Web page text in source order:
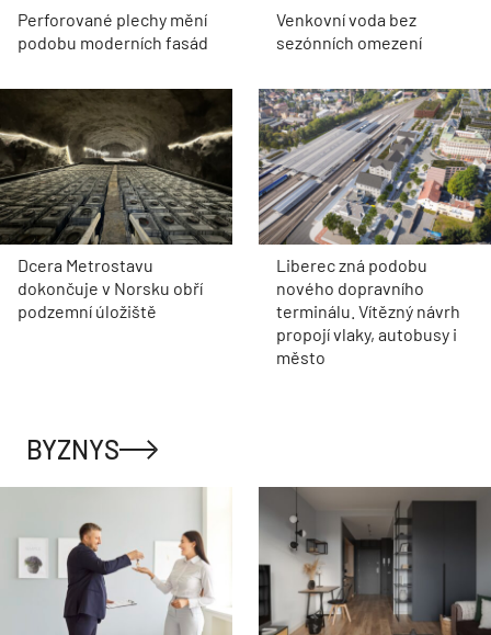
Perforované plechy mění
podobu moderních fasád
Venkovní voda bez
sezónních omezení
Dcera Metrostavu
dokončuje v Norsku obří
podzemní úložiště
Liberec zná podobu
nového dopravního
terminálu. Vítězný návrh
propojí vlaky, autobusy i
město
BYZNYS